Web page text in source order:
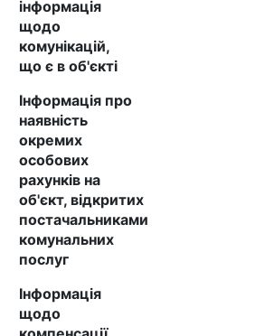
інформація
щодо
комунікацій,
що є в об'єкті
Інформація про
наявність
окремих
особових
рахунків на
об'єкт, відкритих
постачальниками
комунальних
послуг
Інформація
щодо